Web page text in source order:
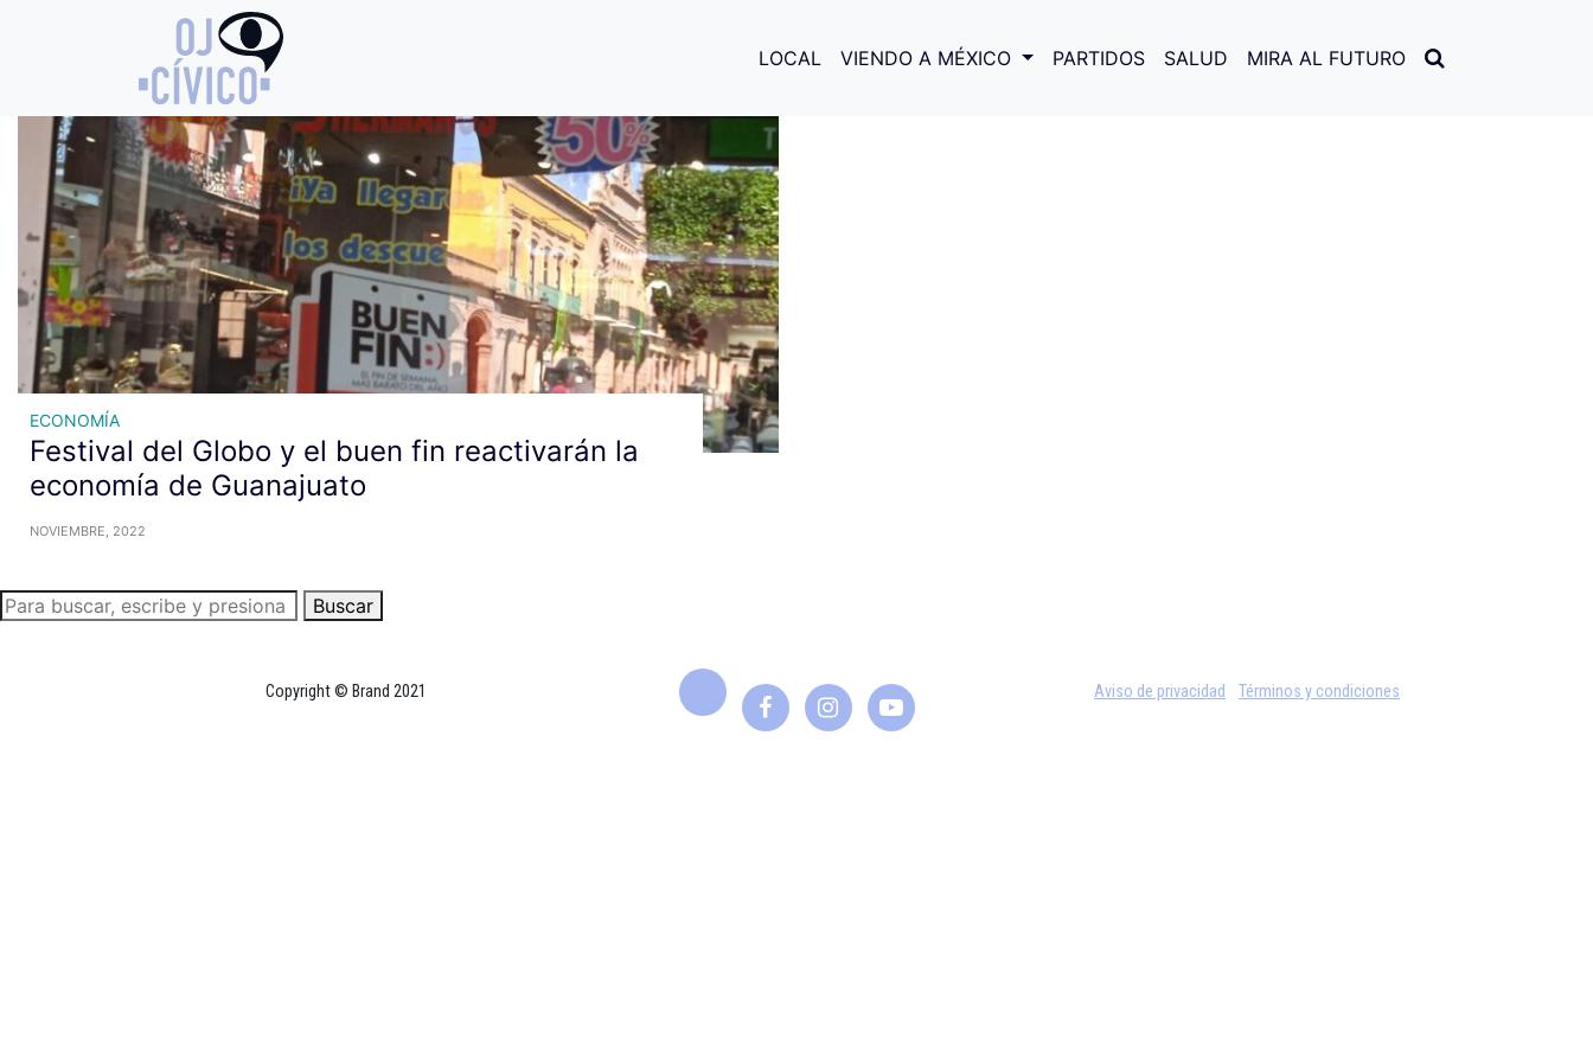
LOCAL VIENDO A MÉXICO PARTIDOS SALUD MIRA AL FUTURO
Archivo de etiquetas: festival del Glono
ECONOMÍA
Festival del Globo y el buen fin reactivarán la
economía de Guanajuato
NOVIEMBRE, 2022
Buscar
Copyright © Brand 2021 Aviso de privacidad Términos y condiciones